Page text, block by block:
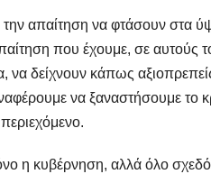
απαίτηση να φτάσουν στα
που έχουμε, σε αυτούς
δείχνουν κάπως
να ξαναστήσουμε το
η κυβέρνηση, αλλά όλο